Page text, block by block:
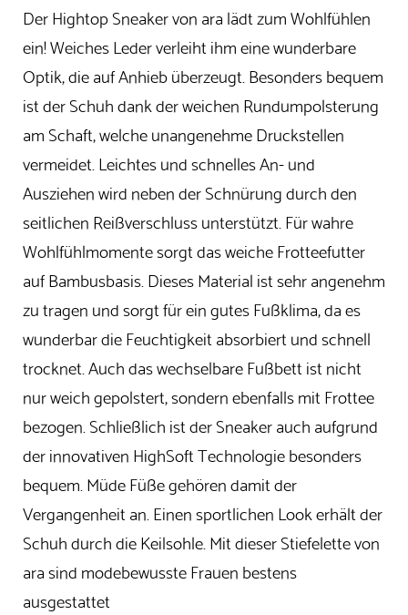
Der Hightop Sneaker von ara lädt zum Wohlfühlen
ein! Weiches Leder verleiht ihm eine wunderbare
Optik, die auf Anhieb überzeugt. Besonders bequem
ist der Schuh dank der weichen Rundumpolsterung
am Schaft, welche unangenehme Druckstellen
vermeidet. Leichtes und schnelles An- und
Ausziehen wird neben der Schnürung durch den
seitlichen Reißverschluss unterstützt. Für wahre
Wohlfühlmomente sorgt das weiche Frotteefutter
auf Bambusbasis. Dieses Material ist sehr angenehm
zu tragen und sorgt für ein gutes Fußklima, da es
wunderbar die Feuchtigkeit absorbiert und schnell
trocknet. Auch das wechselbare Fußbett ist nicht
nur weich gepolstert, sondern ebenfalls mit Frottee
bezogen. Schließlich ist der Sneaker auch aufgrund
der innovativen HighSoft Technologie besonders
bequem. Müde Füße gehören damit der
Vergangenheit an. Einen sportlichen Look erhält der
Schuh durch die Keilsohle. Mit dieser Stiefelette von
ara sind modebewusste Frauen bestens
ausgestattet